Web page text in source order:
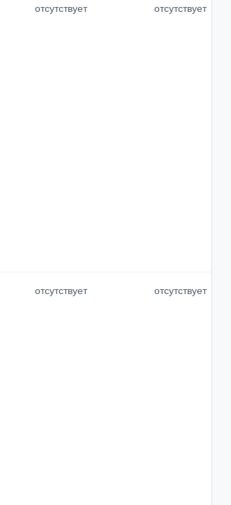
отсутствует отсутствует
отсутствует отсутствует